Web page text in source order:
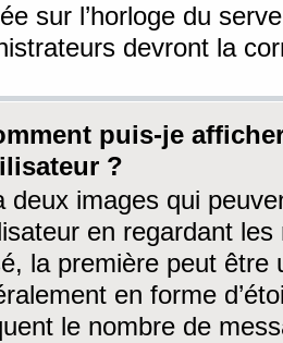
sur l’horloge du
devront la
puis-je
?
deux images qui
en regardant
la première peut être
en forme
le nombre de